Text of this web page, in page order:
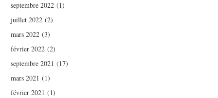
septembre 2022 (1)
juillet 2022 (2)
mars 2022 (3)
février 2022 (2)
septembre 2021 (17)
mars 2021 (1)
février 2021 (1)